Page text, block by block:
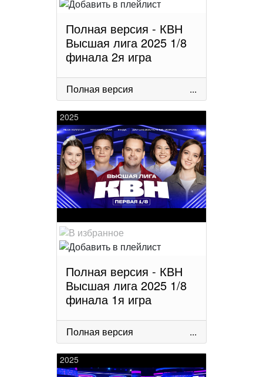
Полная версия - КВН
Высшая лига 2025 1/8
финала 2я игра
Полная версия ...
2025
Полная версия - КВН
Высшая лига 2025 1/8
финала 1я игра
Полная версия ...
2025